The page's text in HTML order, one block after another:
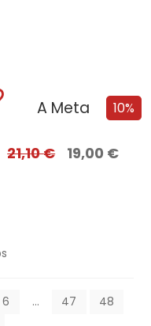
10%
A Meta
21,10€ 19,00 €
6 … 47
48